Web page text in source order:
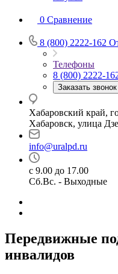
0 Сравнение
8 (800) 2222-162
Телефоны
8 (800) 2222-
Заказать звонок
Хабаровский край,
Хабаровск, улица
info@uralpd.ru
с 9.00 до 17.00
Сб.Вс. - Выходные
Передвижные
инвалидов